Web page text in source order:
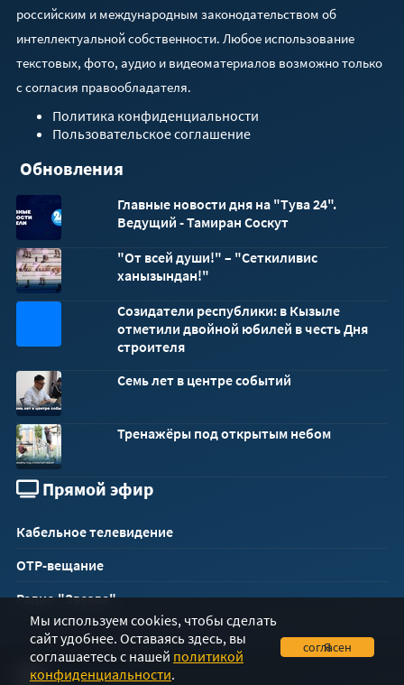
российским и международным законодательством об
интеллектуальной собственности. Любое использование
текстовых, фото, аудио и видеоматериалов возможно только
с согласия правообладателя.
Политика конфиденциальности
Пользовательское соглашение
Обновления
Главные новости дня на "Тува 24".
Ведущий - Тамиран Соскут
"От всей души!" – "Сеткиливис
ханызындан!"
Созидатели республики: в Кызыле
отметили двойной юбилей в честь Дня
строителя
Семь лет в центре событий
Тренажёры под открытым небом
Прямой эфир
Кабельное телевидение
ОТР-вещание
Радио "Звезда"
Мы используем cookies, чтобы сделать
сайт удобнее. Оставаясь здесь, вы
соглашаетесь с нашей политикой
конфиденциальности.
Я согласен